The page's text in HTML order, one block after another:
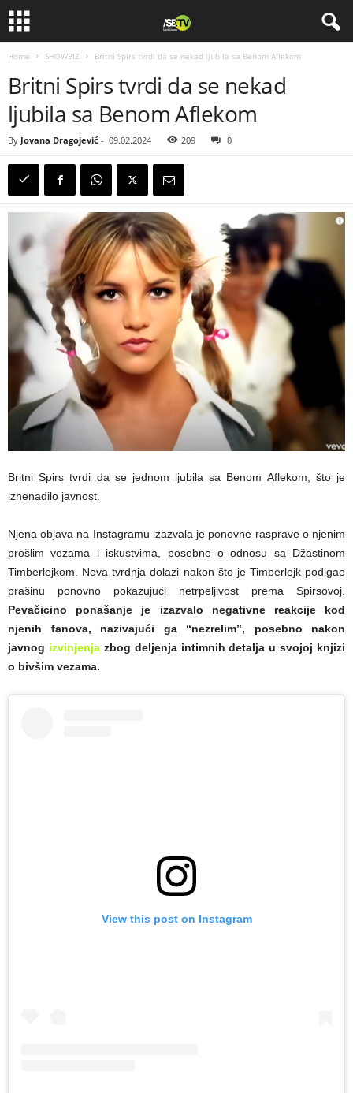
Home SHOWBIZ Britni Spirs tvrdi da se nekad ljubila sa Benom Aflekom
Britni Spirs tvrdi da se nekad
ljubila sa Benom Aflekom
By Jovana Dragojević - 09.02.2024 209 0
Britni Spirs tvrdi da se jednom ljubila sa Benom Aflekom, što je
iznenadilo javnost.
Njena objava na Instagramu izazvala je ponovne rasprave o njenim
prošlim vezama i iskustvima, posebno o odnosu sa Džastinom
Timberlejkom. Nova tvrdnja dolazi nakon što je Timberlejk podigao
prašinu ponovno pokazujući netrpeljivost prema Spirsovoj.
Pevačicino ponašanje je izazvalo negativne reakcije kod
njenih fanova, nazivajući ga “nezrelim”, posebno nakon
javnog izvinjenjazbog deljenja intimnih detalja u svojoj knjizi
o bivšim vezama.
View this post on Instagram